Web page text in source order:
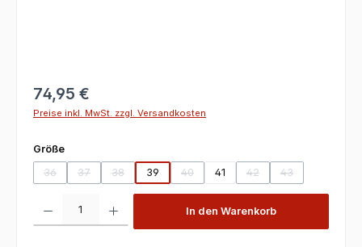
74,95 €
Preise inkl. MwSt. zzgl. Versandkosten
Größeauswählen
36
(Diese Option ist zurzeit nicht verfügbar.)
37
(Diese Option ist zurzeit nicht verfügbar.)
38
(Diese Option ist zurzeit nicht verfügbar.)
39 40
(Diese Option ist zurzeit nicht
41 42
(Diese Option ist
43
(Diese Option
In den Warenkorb